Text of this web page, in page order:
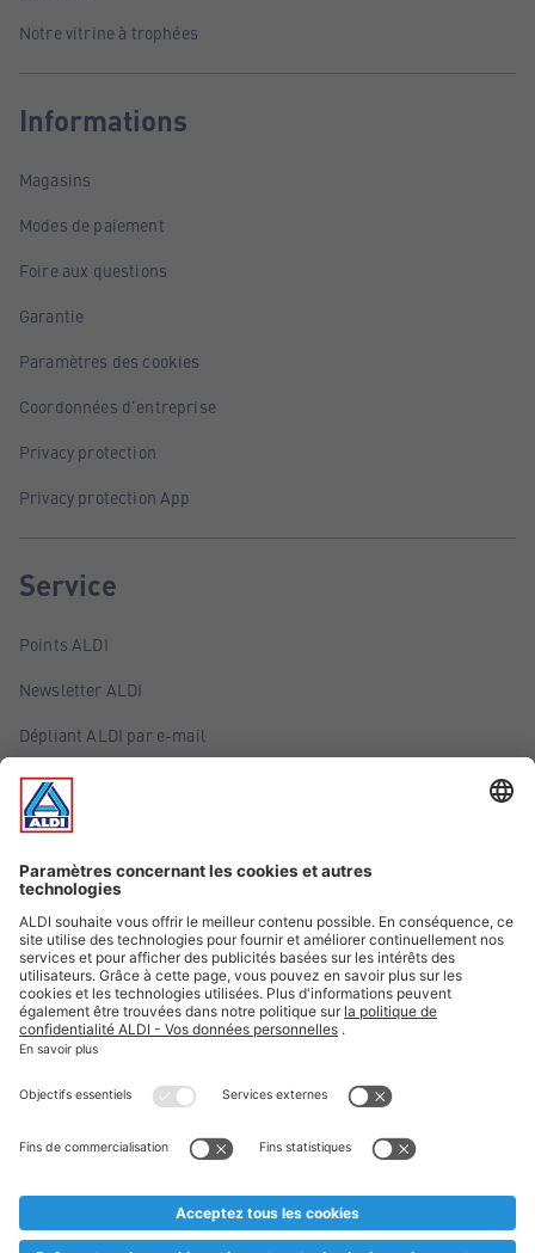
Notre vitrine à trophées
Informations
Magasins
Modes de paiement
Foire aux questions
Garantie
Paramètres des cookies
Coordonnées d'entreprise
Privacy protection
Privacy protection App
Service
Points ALDI
Newsletter ALDI
Dépliant ALDI par e-mail
Offres
Infos essentielles
Suivez ALDI Belgique
Textes marqués d'un astérisque et mentions légales
* Nous vendons ces articles temporairement et jusqu'à
au cas où, malgré le planning bien étudié, nous serions
prématurément en rupture de stock. Prix Recupel et TVA incl.
** Sur ce site, l’utilisation de la forme masculine a été adoptée